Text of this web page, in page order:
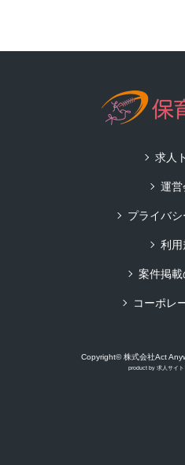
求人
運営
プライバ
利用
案件掲
コーポレ
Copyright© 株式会社Act
product by 求人サイ